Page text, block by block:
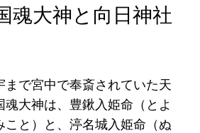
魂大神と向日神社
で宮中で奉斎されていた天
魂大神は、豊鍬入姫命（とよ
こと）と、渟名城入姫命（ぬ